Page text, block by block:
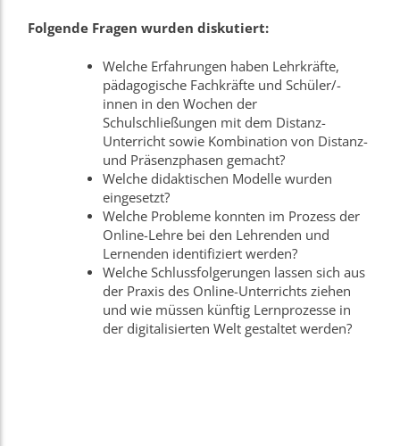
Folgende Fragen wurden diskutiert:
Welche Erfahrungen haben Lehrkräfte,
pädagogische Fachkräfte und Schüler/-
innen in den Wochen der
Schulschließungen mit dem Distanz-
Unterricht sowie Kombination von Distanz-
und Präsenzphasen gemacht?
Welche didaktischen Modelle wurden
eingesetzt?
Welche Probleme konnten im Prozess der
Online-Lehre bei den Lehrenden und
Lernenden identifiziert werden?
Welche Schlussfolgerungen lassen sich aus
der Praxis des Online-Unterrichts ziehen
und wie müssen künftig Lernprozesse in
der digitalisierten Welt gestaltet werden?